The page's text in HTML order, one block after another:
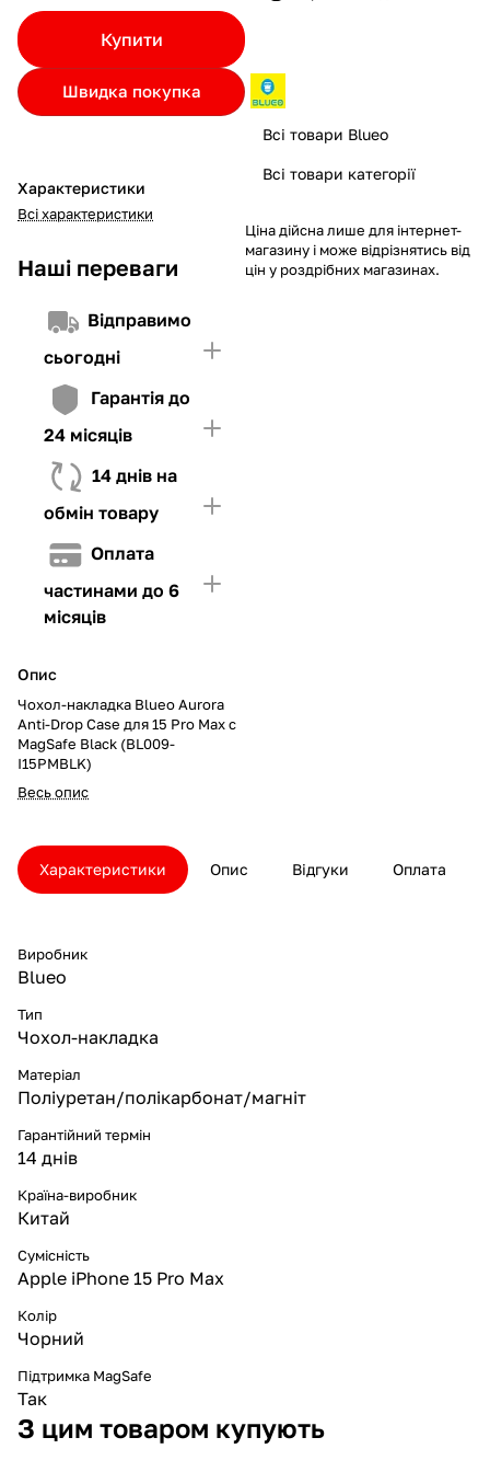
Купити
Швидка покупка
Характеристики
Всі характеристики
Наші переваги
Відправимо
сьогодні
Гарантія до
24 місяців
14 днів на
обмін товару
Оплата
частинами до 6
місяців
Опис
Чохол-накладка Blueo Aurora
Anti-Drop Case для 15 Pro Max с
MagSafe Black (BL009-
I15PMBLK)
Весь опис
Якщо ліміт нижчий за вартість товару, невистачаючу суму
потрібно внести Першим внеском
4. Мати достатньо коштів для внесення першої частини платежу
та Першого внеску (у разі потреби)
Всі товари Blueo
Всі товари категорії
Ціна дійсна лише для інтернет-
магазину і може відрізнятись від
цін у роздрібних магазинах.
Характеристики Опис Відгуки Оплата
Виробник
Blueo
Тип
Чохол-накладка
Матеріал
Поліуретан/полікарбонат/магніт
Гарантійний термін
14 днів
Країна-виробник
Китай
Сумісність
Apple iPhone 15 Pro Max
Колір
Чорний
Підтримка MagSafe
Так
З цим товаром купують